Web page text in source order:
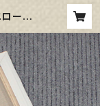
ロー